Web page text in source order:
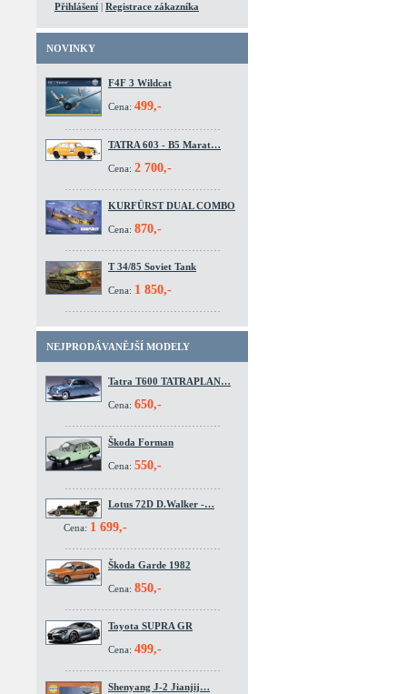
Přihlášení | Registrace zákazníka
NOVINKY
F4F 3 Wildcat
Cena: 499,-
TATRA 603 - B5 Marat…
Cena: 2 700,-
KURFÜRST DUAL COMBO
Cena: 870,-
T 34/85 Soviet Tank
Cena: 1 850,-
NEJPRODÁVANĚJŠÍ MODELY
Tatra T600 TATRAPLAN…
Cena: 650,-
Škoda Forman
Cena: 550,-
Lotus 72D D.Walker -…
Cena: 1 699,-
Škoda Garde 1982
Cena: 850,-
Toyota SUPRA GR
Cena: 499,-
Shenyang J-2 Jianjij…